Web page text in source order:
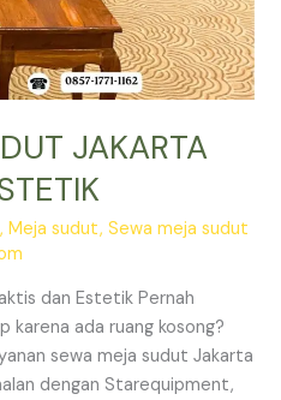
JAKARTA
,Meja sudut,Sewa meja sudut
dan Estetik Pernah
karena ada ruang kosong?
sewa meja sudut Jakarta
dengan Starequipment,